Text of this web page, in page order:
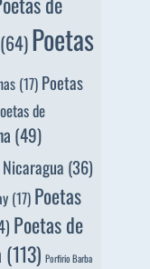
Poetas
(17) Poetas
de
(49)
(36)
(17) Poetas
Poetas de
(113) Porfirio Barba